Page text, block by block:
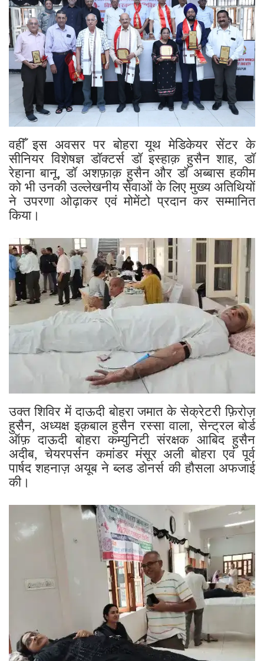
वहीँ इस अवसर पर बोहरा यूथ मेडिकेयर सेंटर के
सीनियर विशेषज्ञ डॉक्टर्स डॉ इस्हाक़ हुसैन शाह, डॉ
रेहाना बानू, डॉ अशफ़ाक़ हुसैन और डॉ अब्बास हकीम
को भी उनकी उल्लेखनीय सेवाओं के लिए मुख्य अतिथियों
ने उपरणा ओढ़ाकर एवं मोमेंटो प्रदान कर सम्मानित
किया।
उक्त शिविर में दाऊदी बोहरा जमात के सेक्रेटरी फ़िरोज़
हुसैन, अध्यक्ष इक़बाल हुसैन रस्सा वाला, सेन्ट्रल बोर्ड
ऑफ़ दाऊदी बोहरा कम्युनिटी संरक्षक आबिद हुसैन
अदीब, चेयरपर्सन कमांडर मंसूर अली बोहरा एवं पूर्व
पार्षद शहनाज़ अयूब ने ब्लड डोनर्स की हौसला अफजाई
की।